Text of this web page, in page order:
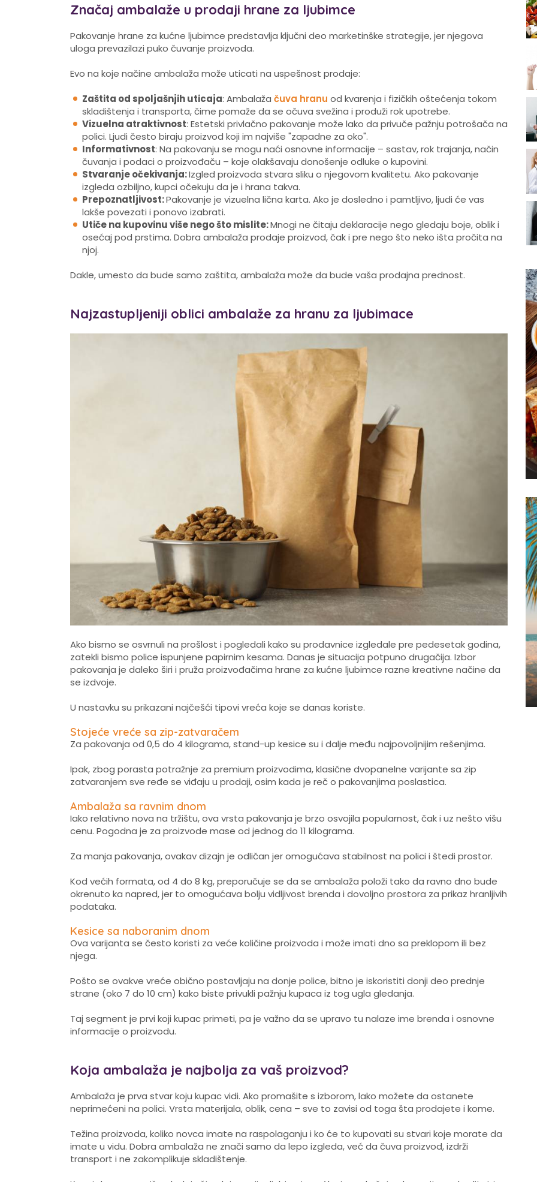
Značaj ambalaže u prodaji hrane za ljubimce
Pakovanje hrane za kućne ljubimce predstavlja ključni deo marketinške strategije, jer njegova
uloga prevazilazi puko čuvanje proizvoda.
Evo na koje načine ambalaža može uticati na uspešnost prodaje:
Zaštita od spoljašnjih uticaja: Ambalaža čuva hranu od kvarenja i fizičkih oštećenja tokom
skladištenja i transporta, čime pomaže da se očuva svežina i produži rok upotrebe.
Vizuelna atraktivnost: Estetski privlačno pakovanje može lako da privuče pažnju potrošača na
polici. Ljudi često biraju proizvod koji im najviše "zapadne za oko".
Informativnost: Na pakovanju se mogu naći osnovne informacije – sastav, rok trajanja, način
čuvanja i podaci o proizvođaču – koje olakšavaju donošenje odluke o kupovini.
Stvaranje očekivanja:Izgled proizvoda stvara sliku o njegovom kvalitetu. Ako pakovanje
izgleda ozbiljno, kupci očekuju da je i hrana takva.
Prepoznatljivost:Pakovanje je vizuelna lična karta. Ako je dosledno i pamtljivo, ljudi će vas
lakše povezati i ponovo izabrati.
Utiče na kupovinu više nego što mislite:Mnogi ne čitaju deklaracije nego gledaju boje, oblik i
osećaj pod prstima. Dobra ambalaža prodaje proizvod, čak i pre nego što neko išta pročita na
njoj.
Dakle, umesto da bude samo zaštita, ambalaža može da bude vaša prodajna prednost.
Najzastupljeniji oblici ambalaže za hranu za ljubimace
Ako bismo se osvrnuli na prošlost i pogledali kako su prodavnice izgledale pre pedesetak godina,
zatekli bismo police ispunjene papirnim kesama. Danas je situacija potpuno drugačija. Izbor
pakovanja je daleko širi i pruža proizvođačima hrane za kućne ljubimce razne kreativne načine da
se izdvoje.
U nastavku su prikazani najčešći tipovi vreća koje se danas koriste.
Stojeće vreće sa zip-zatvaračem
Za pakovanja od 0,5 do 4 kilograma, stand-up kesice su i dalje među najpovoljnijim rešenjima.
Ipak, zbog porasta potražnje za premium proizvodima, klasične dvopanelne varijante sa zip
zatvaranjem sve ređe se viđaju u prodaji, osim kada je reč o pakovanjima poslastica.
Ambalaža sa ravnim dnom
Iako relativno nova na tržištu, ova vrsta pakovanja je brzo osvojila popularnost, čak i uz nešto višu
cenu. Pogodna je za proizvode mase od jednog do 11 kilograma.
Za manja pakovanja, ovakav dizajn je odličan jer omogućava stabilnost na polici i štedi prostor.
Kod većih formata, od 4 do 8 kg, preporučuje se da se ambalaža položi tako da ravno dno bude
okrenuto ka napred, jer to omogućava bolju vidljivost brenda i dovoljno prostora za prikaz hranljivih
podataka.
Kesice sa naboranim dnom
Ova varijanta se često koristi za veće količine proizvoda i može imati dno sa preklopom ili bez
njega.
Pošto se ovakve vreće obično postavljaju na donje police, bitno je iskoristiti donji deo prednje
strane (oko 7 do 10 cm) kako biste privukli pažnju kupaca iz tog ugla gledanja.
Taj segment je prvi koji kupac primeti, pa je važno da se upravo tu nalaze ime brenda i osnovne
informacije o proizvodu.
Koja ambalaža je najbolja za vaš proizvod?
Ambalaža je prva stvar koju kupac vidi. Ako promašite s izborom, lako možete da ostanete
neprimećeni na polici. Vrsta materijala, oblik, cena – sve to zavisi od toga šta prodajete i kome.
Težina proizvoda, koliko novca imate na raspolaganju i ko će to kupovati su stvari koje morate da
imate u vidu. Dobra ambalaža ne znači samo da lepo izgleda, već da čuva proizvod, izdrži
transport i ne zakomplikuje skladištenje.